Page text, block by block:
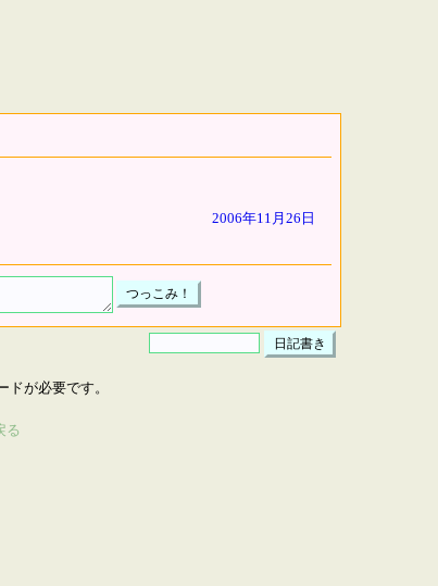
2006年11月26日
が必要です。
る